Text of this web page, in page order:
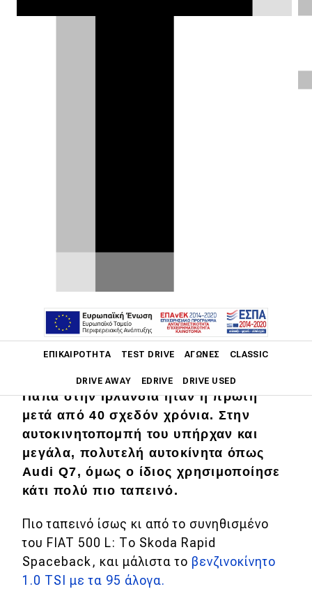
ΕΠΙΚΑΙΡΌΤΗΤΑ TEST DRIVE ΑΓΏΝΕΣ CLASSIC
DRIVE AWAY EDRIVE DRIVE USED
Main navigation
Επικαιρότητα
Νέα μοντέλα
Πρωτότυπα
Ελλάδα
Κόσμος
Τεχνολογία
ΦΩΤΟΓΡΑΦΙΕΣ
Η πρόσφατη επίσημη επίσκεψη του
Πάπα στην Ιρλανδία ήταν η πρώτη
μετά από 40 σχεδόν χρόνια. Στην
αυτοκινητοπομπή του υπήρχαν και
μεγάλα, πολυτελή αυτοκίνητα όπως
Audi Q7, όμως ο ίδιος χρησιμοποίησε
κάτι πολύ πιο ταπεινό.
Πιο ταπεινό ίσως κι από το συνηθισμένο
του FIAT 500 L: Το Skoda Rapid
Spaceback, και μάλιστα το βενζινοκίνητο
1.0 TSI με τα 95 άλογα.